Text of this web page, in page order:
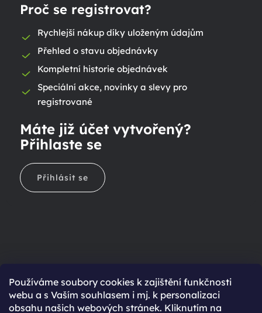
Používáme soubory cookies k zajištění funkčnosti
webu a s Vaším souhlasem i mj. k personalizaci
obsahu našich webových stránek. Kliknutím na
Proč se registrovat?
Rychlejší nákup díky uloženým údajům
Přehled o stavu objednávky
Kompletní historie objednávek
Speciální akce, novinky a slevy pro
registrované
Máte již účet vytvořený?
Přihlaste se
Přihlásit se
Ještě nemáte účet?
Rychlejší nákup díky uloženým údajům